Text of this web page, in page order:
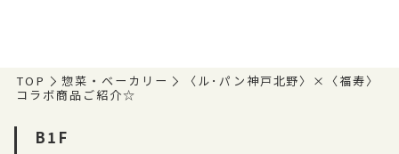
TOP 惣菜・ベーカリー
〈ル･パン神戸北野〉×〈福寿〉
コラボ商品ご紹介☆
B1F